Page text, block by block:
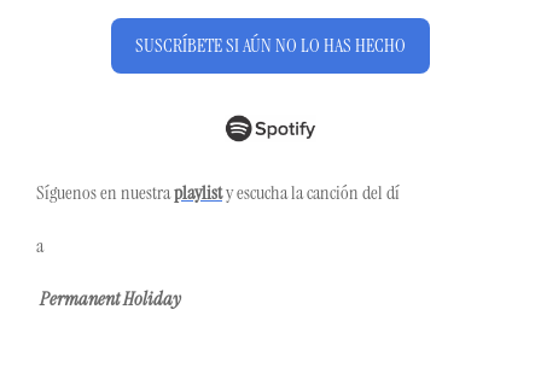
SUSCRÍBETE SI AÚN NO LO HAS HECHO
Síguenos en nuestra playlist y escucha la canción del dí
a
Permanent Holiday